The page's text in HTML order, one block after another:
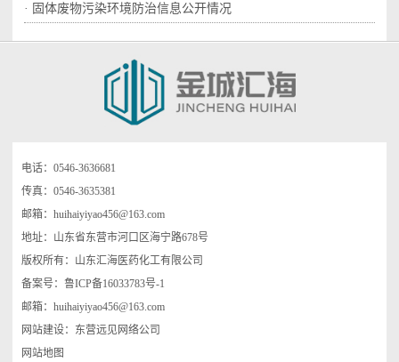
· 固体废物污染环境防治信息公开情况
电话：0546-3636681
传真：0546-3635381
邮箱： huihaiyiyao456@163.com
地址：山东省东营市河口区海宁路678号
版权所有：山东汇海医药化工有限公司
备案号： 鲁ICP备16033783号-1
邮箱： huihaiyiyao456@163.com
网站建设： 东营远见网络公司
网站地图